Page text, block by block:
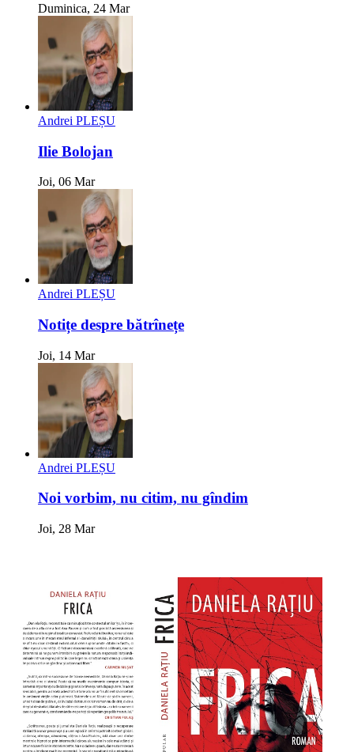
Duminica, 24 Mar
Andrei PLEȘU
Ilie Bolojan
Joi, 06 Mar
Andrei PLEȘU
Notițe despre bătrînețe
Joi, 14 Mar
Andrei PLEȘU
Noi vorbim, nu citim, nu gîndim
Joi, 28 Mar